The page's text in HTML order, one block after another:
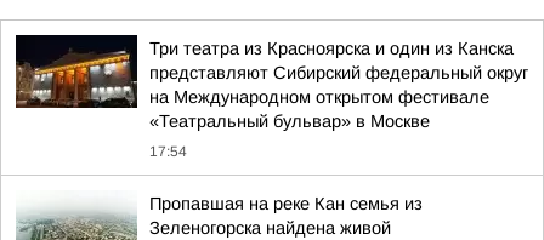
Три театра из Красноярска и один из Канска
представляют Сибирский федеральный округ
на Международном открытом фестивале
«Театральный бульвар» в Москве
17:54
Пропавшая на реке Кан семья из
Зеленогорска найдена живой